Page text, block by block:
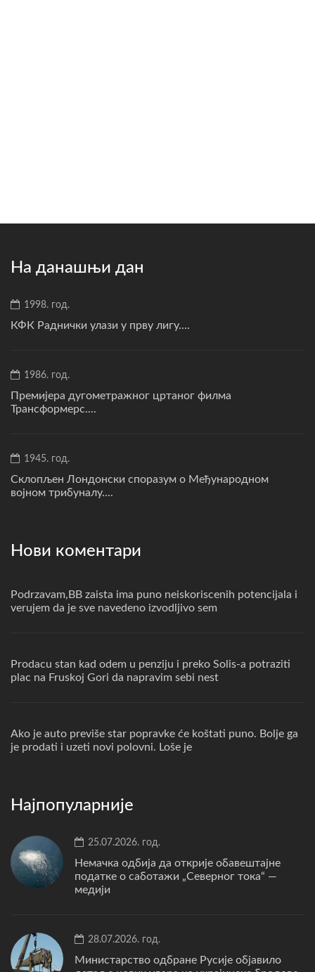
На данашњи дан
1998. год.
КФК Раднички улази у прву лигу....
1986. год.
Премијера дугометражног цртаног филма
Трансформерс....
1945. год.
Склопљен Лондонски споразум о Међународном
војном трибуналу....
Нови коментари
Podrzavam,BB zaista ima puno neiskoriscenih potencijala i
verujem da je sve navedeno izvodljivo sem
Prodacu stan kad odem u penziju i preko Solis-a potraziti
plac na Fruskoj Gori da napravim sebi nest
Ako je auto previše star popravke će koštati puno. Bolje ga
je prodati i uzeti novi polovni. Loše je
Најпопуларније
25.07.2026. год.
Немачка одбија да открије обавештајне
податке о саботажи „Северног тока“ —
медији
28.07.2026. год.
Министарство одбране Русије објавило